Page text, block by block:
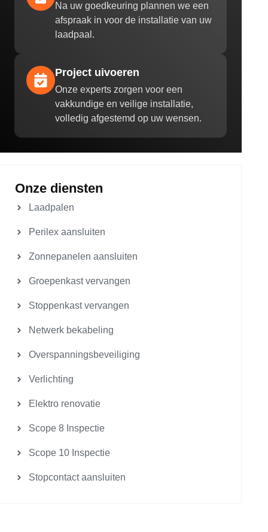
Na uw goedkeuring plannen we een
afspraak in voor de installatie van uw
laadpaal.
Project uivoeren
Onze experts zorgen voor een
vakkundige en veilige installatie,
volledig afgestemd op uw wensen.
Onze diensten
Laadpalen
Perilex aansluiten
Zonnepanelen aansluiten
Groepenkast vervangen
Stoppenkast vervangen
Netwerk bekabeling
Overspanningsbeveiliging
Verlichting
Elektro renovatie
Scope 8 Inspectie
Scope 10 Inspectie
Stopcontact aansluiten